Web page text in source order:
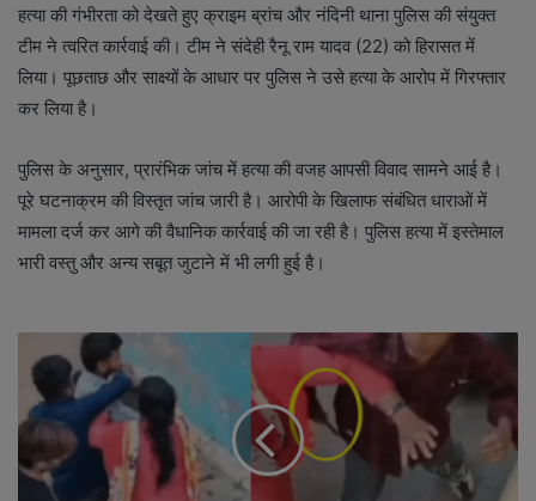
हत्या की गंभीरता को देखते हुए क्राइम ब्रांच और नंदिनी थाना पुलिस की संयुक्त
टीम ने त्वरित कार्रवाई की। टीम ने संदेही रैनू राम यादव (22) को हिरासत में
लिया। पूछताछ और साक्ष्यों के आधार पर पुलिस ने उसे हत्या के आरोप में गिरफ्तार
कर लिया है।
पुलिस के अनुसार, प्रारंभिक जांच में हत्या की वजह आपसी विवाद सामने आई है।
पूरे घटनाक्रम की विस्तृत जांच जारी है। आरोपी के खिलाफ संबंधित धाराओं में
मामला दर्ज कर आगे की वैधानिक कार्रवाई की जा रही है। पुलिस हत्या में इस्तेमाल
भारी वस्तु और अन्य सबूत जुटाने में भी लगी हुई है।